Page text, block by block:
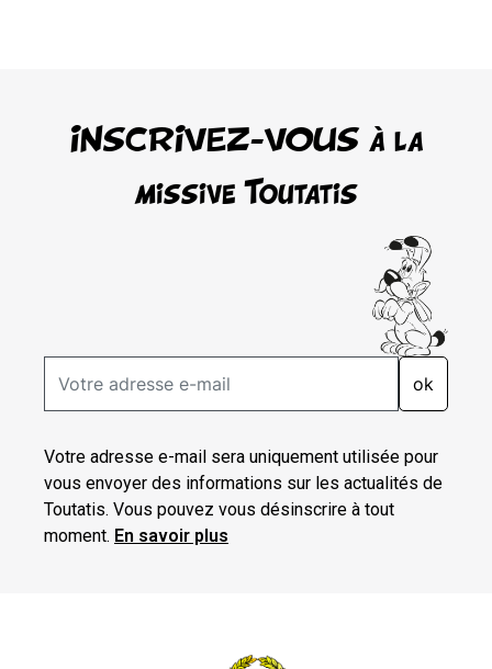
INSCRIVEZ-VOUS à la
missive Toutatis
ok
Votre adresse e-mail sera uniquement utilisée pour
vous envoyer des informations sur les actualités de
Toutatis. Vous pouvez vous désinscrire à tout
moment. En savoir plus